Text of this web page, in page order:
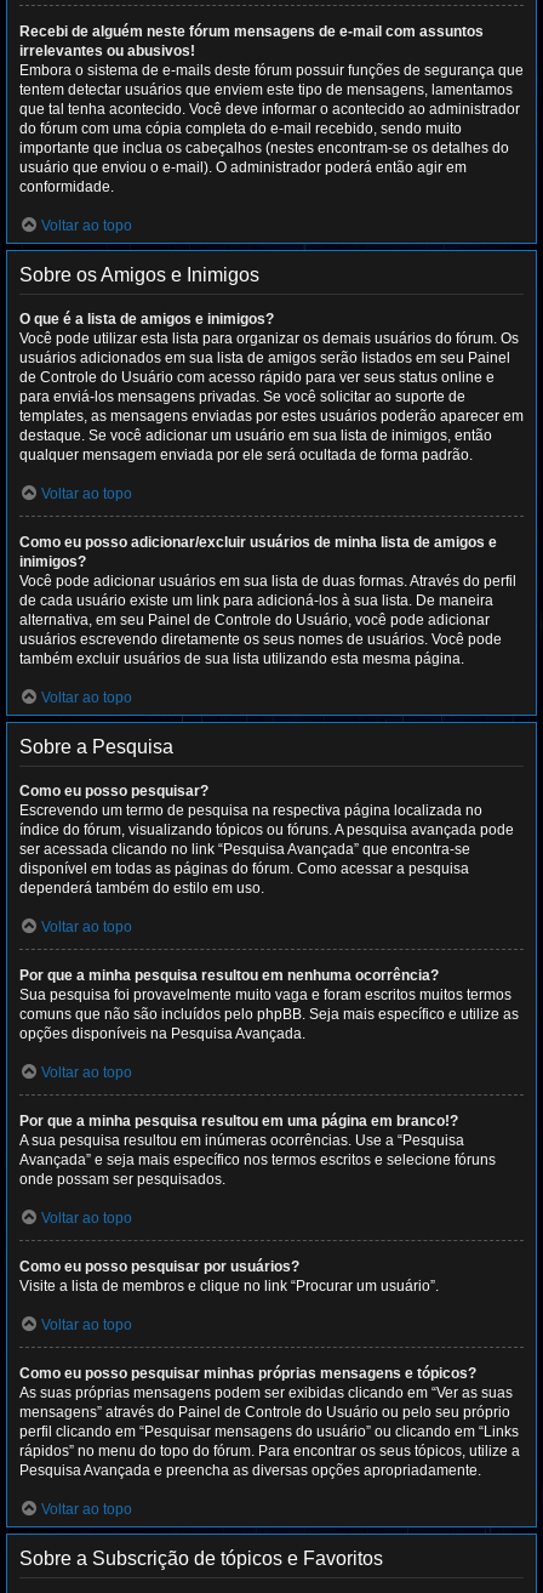
Recebi de alguém neste fórum mensagens de e-mail com assuntos
irrelevantes ou abusivos!
Embora o sistema de e-mails deste fórum possuir funções de segurança que
tentem detectar usuários que enviem este tipo de mensagens, lamentamos
que tal tenha acontecido. Você deve informar o acontecido ao administrador
do fórum com uma cópia completa do e-mail recebido, sendo muito
importante que inclua os cabeçalhos (nestes encontram-se os detalhes do
usuário que enviou o e-mail). O administrador poderá então agir em
conformidade.
Voltar ao topo
Sobre os Amigos e Inimigos
O que é a lista de amigos e inimigos?
Você pode utilizar esta lista para organizar os demais usuários do fórum. Os
usuários adicionados em sua lista de amigos serão listados em seu Painel
de Controle do Usuário com acesso rápido para ver seus status online e
para enviá-los mensagens privadas. Se você solicitar ao suporte de
templates, as mensagens enviadas por estes usuários poderão aparecer em
destaque. Se você adicionar um usuário em sua lista de inimigos, então
qualquer mensagem enviada por ele será ocultada de forma padrão.
Voltar ao topo
Como eu posso adicionar/excluir usuários de minha lista de amigos e
inimigos?
Você pode adicionar usuários em sua lista de duas formas. Através do perfil
de cada usuário existe um link para adicioná-los à sua lista. De maneira
alternativa, em seu Painel de Controle do Usuário, você pode adicionar
usuários escrevendo diretamente os seus nomes de usuários. Você pode
também excluir usuários de sua lista utilizando esta mesma página.
Voltar ao topo
Sobre a Pesquisa
Como eu posso pesquisar?
Escrevendo um termo de pesquisa na respectiva página localizada no
índice do fórum, visualizando tópicos ou fóruns. A pesquisa avançada pode
ser acessada clicando no link “Pesquisa Avançada” que encontra-se
disponível em todas as páginas do fórum. Como acessar a pesquisa
dependerá também do estilo em uso.
Voltar ao topo
Por que a minha pesquisa resultou em nenhuma ocorrência?
Sua pesquisa foi provavelmente muito vaga e foram escritos muitos termos
comuns que não são incluídos pelo phpBB. Seja mais específico e utilize as
opções disponíveis na Pesquisa Avançada.
Voltar ao topo
Por que a minha pesquisa resultou em uma página em branco!?
A sua pesquisa resultou em inúmeras ocorrências. Use a “Pesquisa
Avançada” e seja mais específico nos termos escritos e selecione fóruns
onde possam ser pesquisados.
Voltar ao topo
Como eu posso pesquisar por usuários?
Visite a lista de membros e clique no link “Procurar um usuário”.
Voltar ao topo
Como eu posso pesquisar minhas próprias mensagens e tópicos?
As suas próprias mensagens podem ser exibidas clicando em “Ver as suas
mensagens” através do Painel de Controle do Usuário ou pelo seu próprio
perfil clicando em “Pesquisar mensagens do usuário” ou clicando em “Links
rápidos” no menu do topo do fórum. Para encontrar os seus tópicos, utilize a
Pesquisa Avançada e preencha as diversas opções apropriadamente.
Voltar ao topo
Sobre a Subscrição de tópicos e Favoritos